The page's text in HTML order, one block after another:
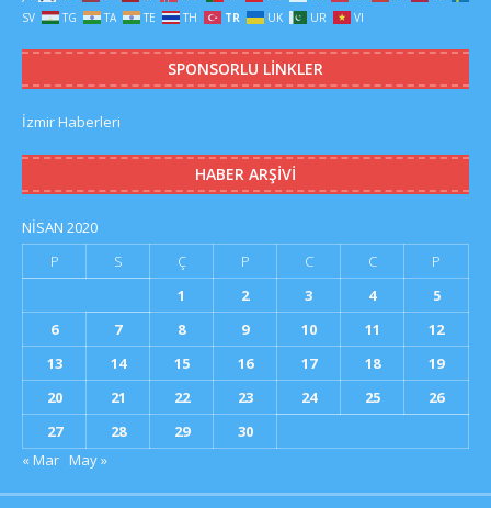
SV
TG TA TE TH TR UK UR VI
SPONSORLU LINKLER
İzmir Haberleri
HABER ARŞIVI
NISAN 2020
P
S Ç P C C
P
1
2 3 4
5
6
7 8 9 10 11
12
13
14 15 16 17 18
19
20
21 22 23 24 25
26
27
28 29
30
« Mar May »